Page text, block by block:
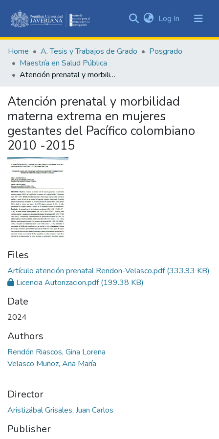
&
Collections
All of DSpace
Statistics
Log In (current)
Home A. Tesis y Trabajos de Grado
Posgrado
Maestría en Salud Pública
Atención prenatal y morbilidad materna extrema en mujeres gestantes del Pacífico colombiano 2010 -2015
Atención prenatal y morbilidad
materna extrema en mujeres
gestantes del Pacífico colombiano
2010 -2015
Files
Artículo atención prenatal Rendon-Velasco.pdf(333.93 KB)
Licencia Autorizacion.pdf(199.38 KB)
Date
2024
Authors
Rendón Riascos, Gina Lorena
Velasco Muñoz, Ana María
Director
Aristizábal Grisales, Juan Carlos
Publisher